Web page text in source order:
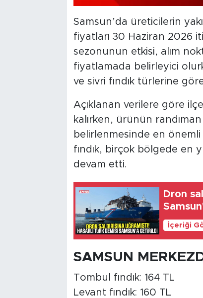
Samsun’da üreticilerin
fiyatları 30 Haziran 2026
sezonunun etkisi, alım
fiyatlamada belirleyici
ve sivri fındık türlerine
Açıklanan verilere göre
kalırken, ürünün
belirlenmesinde en önemli
fındık, birçok bölgede en
devam etti.
Dron
İçeriği
SAMSUN
Tombul fındık: 164 TL
Levant fındık: 160 TL